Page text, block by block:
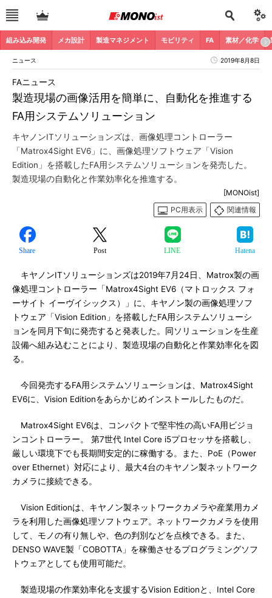
組み込み開発 メカ設計 製造マネジメント モビリティ FA 素材／化学
ニュース 2019年8月8日
製造現場の画像活用を簡単に、自動化を推進する
FA用システムソリューション
FAニュース
キヤノンITソリューションズは、画像処理コントローラー
「Matrox4Sight EV6」に、画像処理ソフトウェア「Vision
Edition」を搭載したFA用システムソリューションを発売した。
製造現場の自動化と作業効率化を推進する。
[MONOist]
PC用表示
関連情報
Share Post LINE Hatena
キヤノンITソリューションズは2019年7月24日、Matrox製の画
像処理コントローラー「Matrox4Sight EV6（マトロックス フォ
ーサイト イーヴイシックス）」に、キヤノン製の画像処理ソフ
トウェア「Vision Edition」を搭載したFA用システムソリューシ
ョンを同月下旬に発売すると発表した。同ソリューションを生産
設備へ組み込むことにより、製造現場の自動化と作業効率化を図
る。
今回発売するFA用システムソリューションは、Matrox4Sight
EV6に、Vision Editionをあらかじめインストールしたものだ。
Matrox4Sight EV6は、コンパクトで堅牢性の高いFA用ビジョ
ンコントローラー。 第7世代 Intel Core i5プロセッサを搭載し、
厳しい環境下でも長期間安定的に稼働する。また、PoE（Power
over Ethernet）対応により、最大4台のキヤノン製ネットワーク
カメラに接続できる。
Vision Editionは、キヤノン製ネットワークカメラや産業用カメ
ラを利用した画像処理ソフトウェア。ネットワークカメラを使用
して、モノの有り無しや、色の判別などを点検できる。また、
DENSO WAVE製「COBOTTA」を稼働させるプログラミングソフ
トウェアとしても使用可能だ。
製造現場の作業効率化を支援するVision Editionと、Intel Core